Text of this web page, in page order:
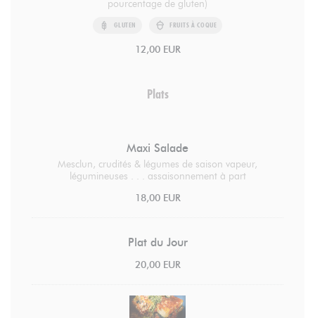
pourcentage de gluten)
GLUTEN FRUITS À COQUE
12,00 EUR
Plats
Maxi Salade
Mesclun, crudités & légumes de saison vapeur,
légumineuses . . . assaisonnement à part
18,00 EUR
Plat du Jour
20,00 EUR